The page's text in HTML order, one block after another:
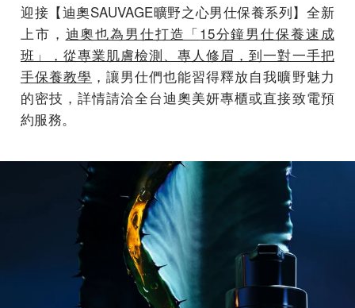
迎接【迪奧SAUVAGE曠野之心男仕保養系列】全新
上市， 迪奧也為男仕打造「15分鐘男仕保養速成
班」，從專業肌膚檢測、專人修眉，到一對一手把
手保養教學 ，讓男仕們也能習得釋放自我曠野魅力
的密技，詳情請洽全台迪奧美妍專櫃或直接致電預
約服務。